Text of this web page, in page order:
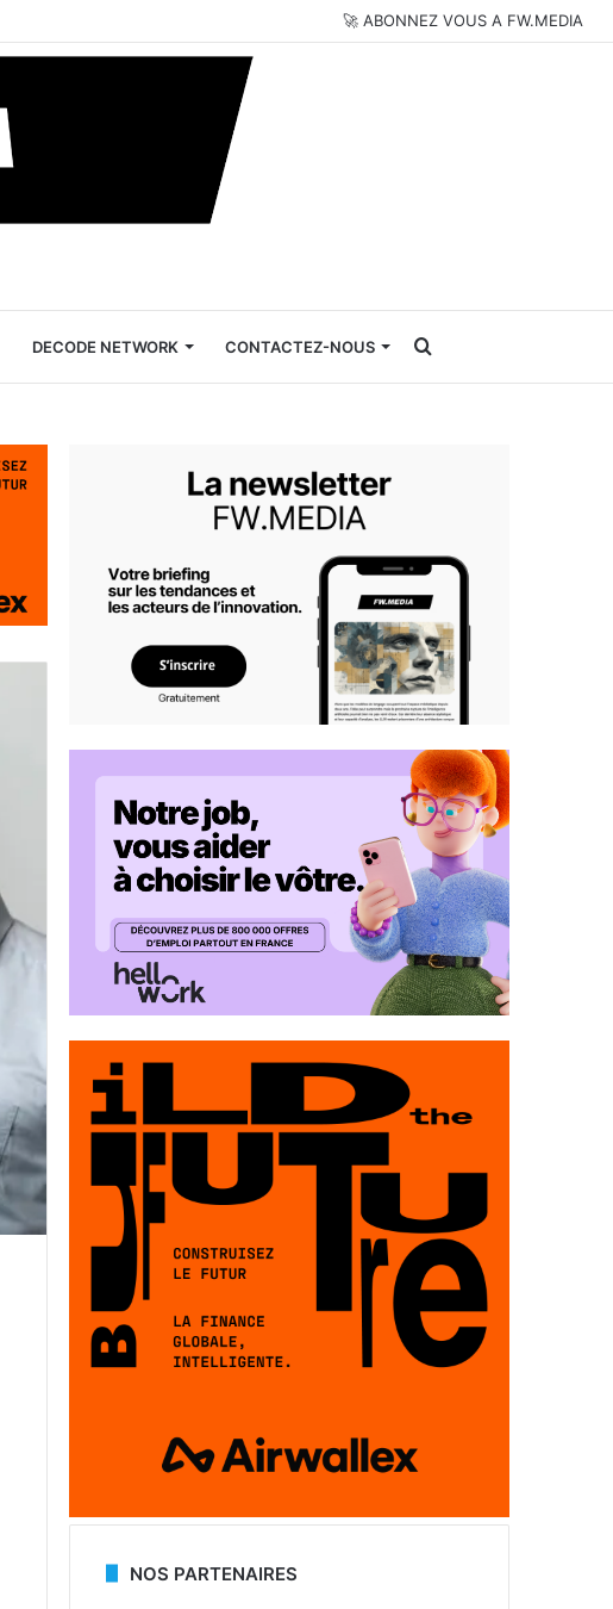
🚀 ABONNEZ VOUS A FW.MEDIA
DECODE NETWORK CONTACTEZ-NOUS Rechercher
NOS PARTENAIRES